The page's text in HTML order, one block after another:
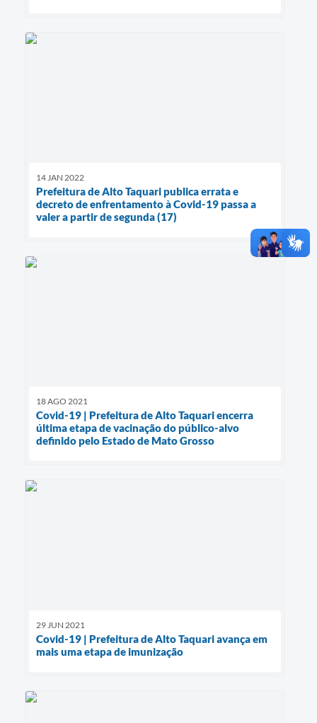
14 JAN 2022
Prefeitura de Alto Taquari publica errata e
decreto de enfrentamento à Covid-19 passa a
valer a partir de segunda (17)
18 AGO 2021
Covid-19 | Prefeitura de Alto Taquari encerra
última etapa de vacinação do público-alvo
definido pelo Estado de Mato Grosso
29 JUN 2021
Covid-19 | Prefeitura de Alto Taquari avança em
mais uma etapa de imunização